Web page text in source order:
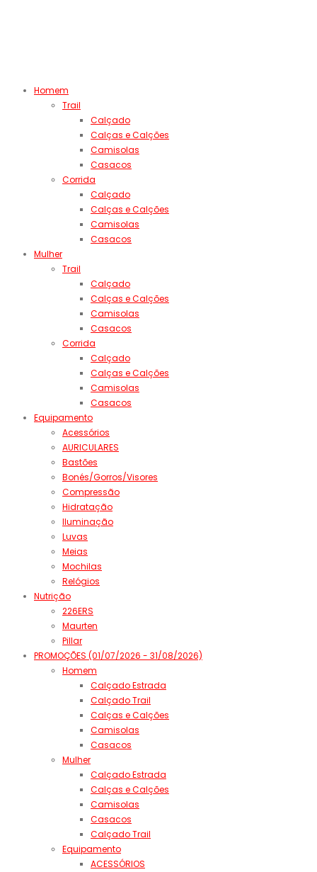
Homem
Trail
Calçado
Calças e Calções
Camisolas
Casacos
Corrida
Calçado
Calças e Calções
Camisolas
Casacos
Mulher
Trail
Calçado
Calças e Calções
Camisolas
Casacos
Corrida
Calçado
Calças e Calções
Camisolas
Casacos
Equipamento
Acessórios
AURICULARES
Bastões
Bonés/Gorros/Visores
Compressão
Hidratação
Iluminação
Luvas
Meias
Mochilas
Relógios
Nutrição
226ERS
Maurten
Pillar
PROMOÇÕES (01/07/2026 - 31/08/2026)
Homem
Calçado Estrada
Calçado Trail
Calças e Calções
Camisolas
Casacos
Mulher
Calçado Estrada
Calças e Calções
Camisolas
Casacos
Calçado Trail
Equipamento
ACESSÓRIOS